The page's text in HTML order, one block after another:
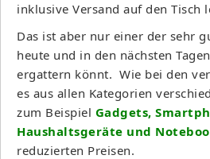
inklusive Versand auf den Tisch
Das ist aber nur einer der sehr
heute und in den nächsten
ergattern könnt. Wie bei den
es aus allen Kategorien
zum Beispiel Gadgets,
Haushaltsgeräte und
reduzierten Preisen.